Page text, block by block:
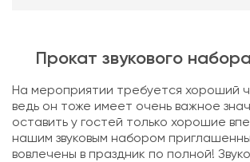
Прокат звукового
На мероприятии требуется хороший
ведь он тоже имеет очень важное
оставить у гостей только хорошие
нашим звуковым набором
вовлечены в праздник по полной!